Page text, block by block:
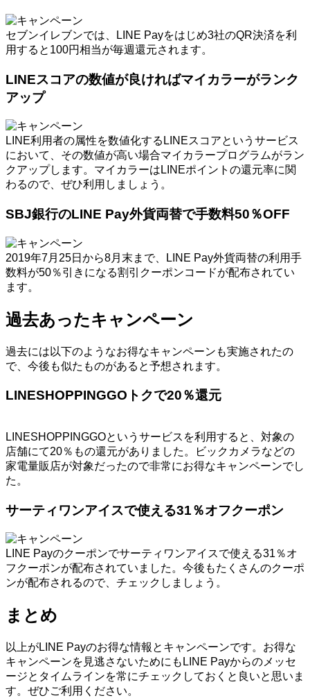
セブンイレブンでは、LINE Payをはじめ3社のQR決済を利
用すると100円相当が毎週還元されます。
LINEスコアの数値が良ければマイカラーがランク
アップ
LINE利用者の属性を数値化するLINEスコアというサービス
において、その数値が高い場合マイカラープログラムがラン
クアップします。マイカラーはLINEポイントの還元率に関
わるので、ぜひ利用しましょう。
SBJ銀行のLINE Pay外貨両替で手数料50％OFF
2019年7月25日から8月末まで、LINE Pay外貨両替の利用手
数料が50％引きになる割引クーポンコードが配布されてい
ます。
過去あったキャンペーン
過去には以下のようなお得なキャンペーンも実施されたの
で、今後も似たものがあると予想されます。
LINESHOPPINGGOトクで20％還元
LINESHOPPINGGOというサービスを利用すると、対象の
店舗にて20％もの還元がありました。ビックカメラなどの
家電量販店が対象だったので非常にお得なキャンペーンでし
た。
サーティワンアイスで使える31％オフクーポン
LINE Payのクーポンでサーティワンアイスで使える31％オ
フクーポンが配布されていました。今後もたくさんのクーポ
ンが配布されるので、チェックしましょう。
まとめ
以上がLINE Payのお得な情報とキャンペーンです。お得な
キャンペーンを見逃さないためにもLINE Payからのメッセ
ージとタイムラインを常にチェックしておくと良いと思いま
す。ぜひご利用ください。